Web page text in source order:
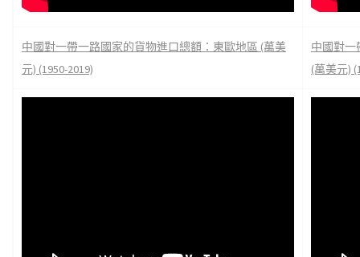
中國對一帶一路國家的貨物進口總額：東歐地區 (萬美
元) (1950-2019)
中國對一
(萬美元)